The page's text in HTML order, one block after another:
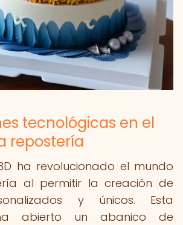
tecnológicas en el
repostería
ha revolucionado el mundo
al permitir la creación de
y únicos. Esta
abierto un abanico de